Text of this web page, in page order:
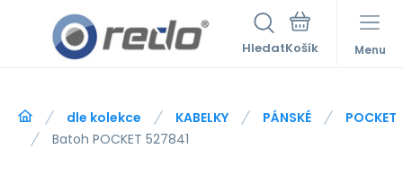
Hledat Menu
dle kolekce KABELKY PÁNSKÉ
POCKET
Batoh POCKET 527841